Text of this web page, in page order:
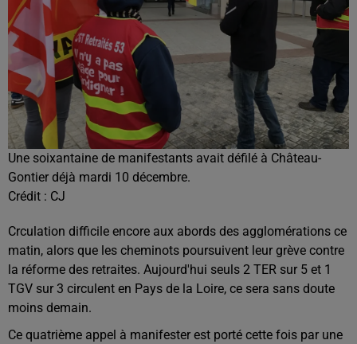
Une soixantaine de manifestants avait défilé à Château-
Gontier déjà mardi 10 décembre.
Crédit : CJ
Crculation difficile encore aux abords des agglomérations ce
matin, alors que les cheminots poursuivent leur grève contre
la réforme des retraites. Aujourd'hui seuls 2 TER sur 5 et 1
TGV sur 3 circulent en Pays de la Loire, ce sera sans doute
moins demain.
Ce quatrième appel à manifester est porté cette fois par une